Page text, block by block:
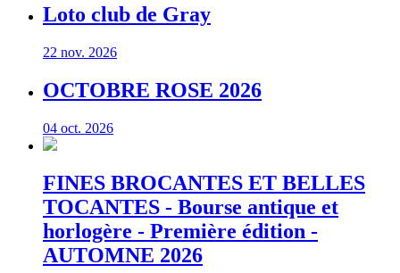
Loto club de Gray
22 nov. 2026
OCTOBRE ROSE 2026
04 oct. 2026
FINES BROCANTES ET BELLES
TOCANTES - Bourse antique et
horlogère - Première édition -
AUTOMNE 2026